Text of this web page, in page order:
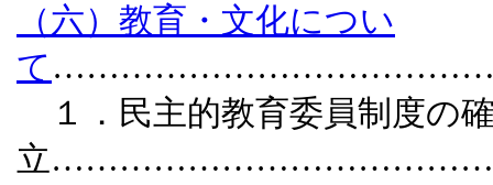
（六）教育・文化につい
て
１．民主的教育委員制度の
立